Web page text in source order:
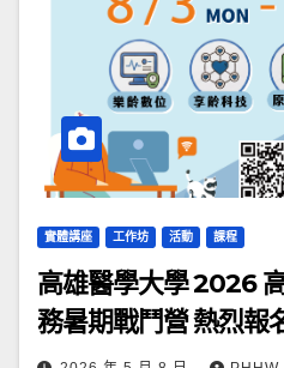
實體講座 工作坊 活動 課程
高雄醫學大學 2026
務暑期戰鬥營 熱烈報